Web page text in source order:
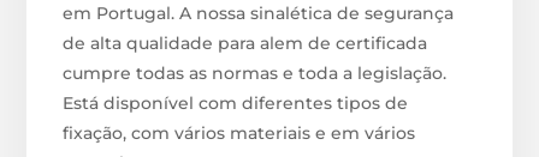
em Portugal. A nossa sinalética de segurança
de alta qualidade para alem de certificada
cumpre todas as normas e toda a legislação.
Está disponível com diferentes tipos de
fixação, com vários materiais e em vários